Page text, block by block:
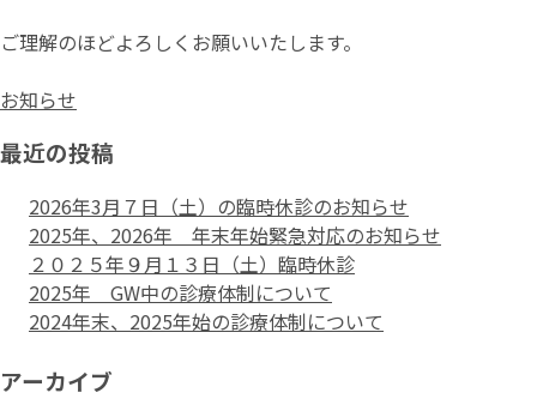
ご理解のほどよろしくお願いいたします。
お知らせ
最近の投稿
2026年3月７日（土）の臨時休診のお知らせ
2025年、2026年 年末年始緊急対応のお知らせ
２０２５年９月１３日（土）臨時休診
2025年 GW中の診療体制について
2024年末、2025年始の診療体制について
アーカイブ